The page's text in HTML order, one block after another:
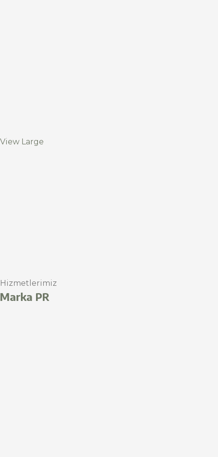
View Large
Hizmetlerimiz
Marka PR